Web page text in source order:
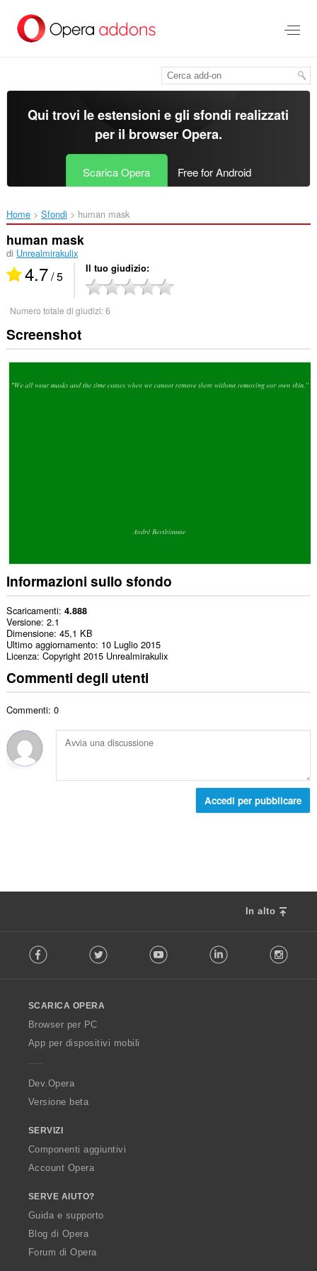
contenuto
Qui trovi le estensioni e gli sfondi realizzati
per il browser Opera.
Scarica Opera Free for Android
Home Sfondi human mask‎
human mask
di Unrealmirakulix
4.7/ 5 Il tuo giudizio
Numero totale di giudizi:6
Screenshot
Informazioni sullo sfondo
Scaricamenti 4.888
Versione 2.1
Dimensione 45,1 KB
Ultimo aggiornamento 10 Luglio 2015
Licenza Copyright 2015 Unrealmirakulix
Commenti degli utenti
Commenti: 0
Accedi per pubblicare
In alto
o
w
O
p
a
Facebook Twitter Youtube LinkedIn
SCARICA OPERA
Browser per PC
App per dispositivi mobili
Dev.Opera
Versione beta
SERVIZI
Componenti aggiuntivi
Account Opera
SERVE AIUTO?
Guida e supporto
Blog di Opera
Forum di Opera